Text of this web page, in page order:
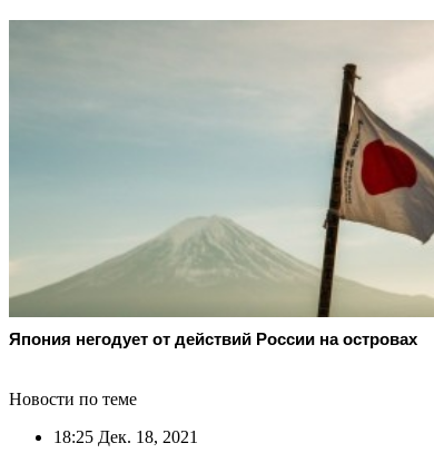
Япония негодует от действий России на островах
Новости по теме
18:25 Дек. 18, 2021